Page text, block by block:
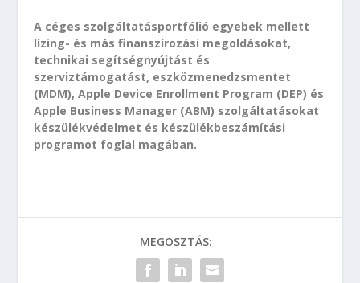
A céges szolgáltatásportfólió egyebek mellett
lízing- és más finanszírozási megoldásokat,
technikai segítségnyújtást és
szerviztámogatást, eszközmenedzsmentet
(MDM), Apple Device Enrollment Program (DEP) és
Apple Business Manager (ABM) szolgáltatásokat
készülékvédelmet és készülékbeszámítási
programot foglal magában.
MEGOSZTÁS: